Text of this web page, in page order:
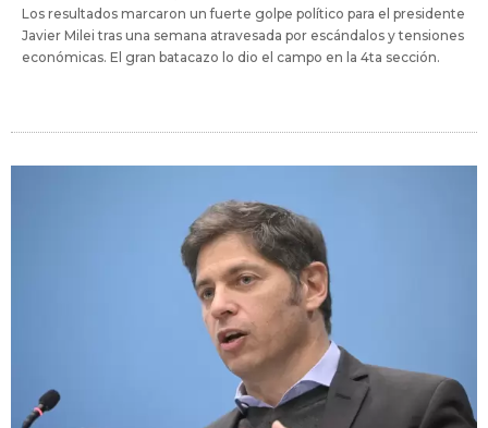
Los resultados marcaron un fuerte golpe político para el presidente
Javier Milei tras una semana atravesada por escándalos y tensiones
económicas. El gran batacazo lo dio el campo en la 4ta sección.